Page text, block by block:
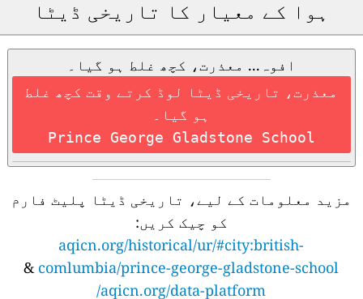
ہوا کے معیار کا تاریخی ڈیٹا
افوہ... معذرت، کچھ غلط ہو گیا۔
معذرت، تاریخی ڈیٹا لوڈ کرتے وقت کچھ غلط
ہو گیا۔
Prince George Gladstone School
مزید معلومات کے لیے، تاریخی ڈیٹا پلیٹ فارم
کو چیک کریں:
aqicn.org/historical/ur/#city:british-
comlumbia/prince-george-gladstone-school
&
aqicn.org/data-platform/